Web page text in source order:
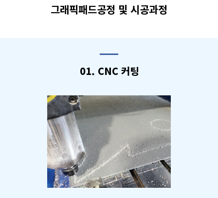
그래픽패드공정 및 시공과정
01. CNC 커팅